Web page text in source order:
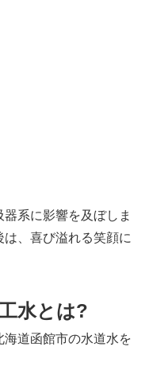
系に影響を及ぼしま
、喜び溢れる笑顔に
水とは?
道函館市の水道水を